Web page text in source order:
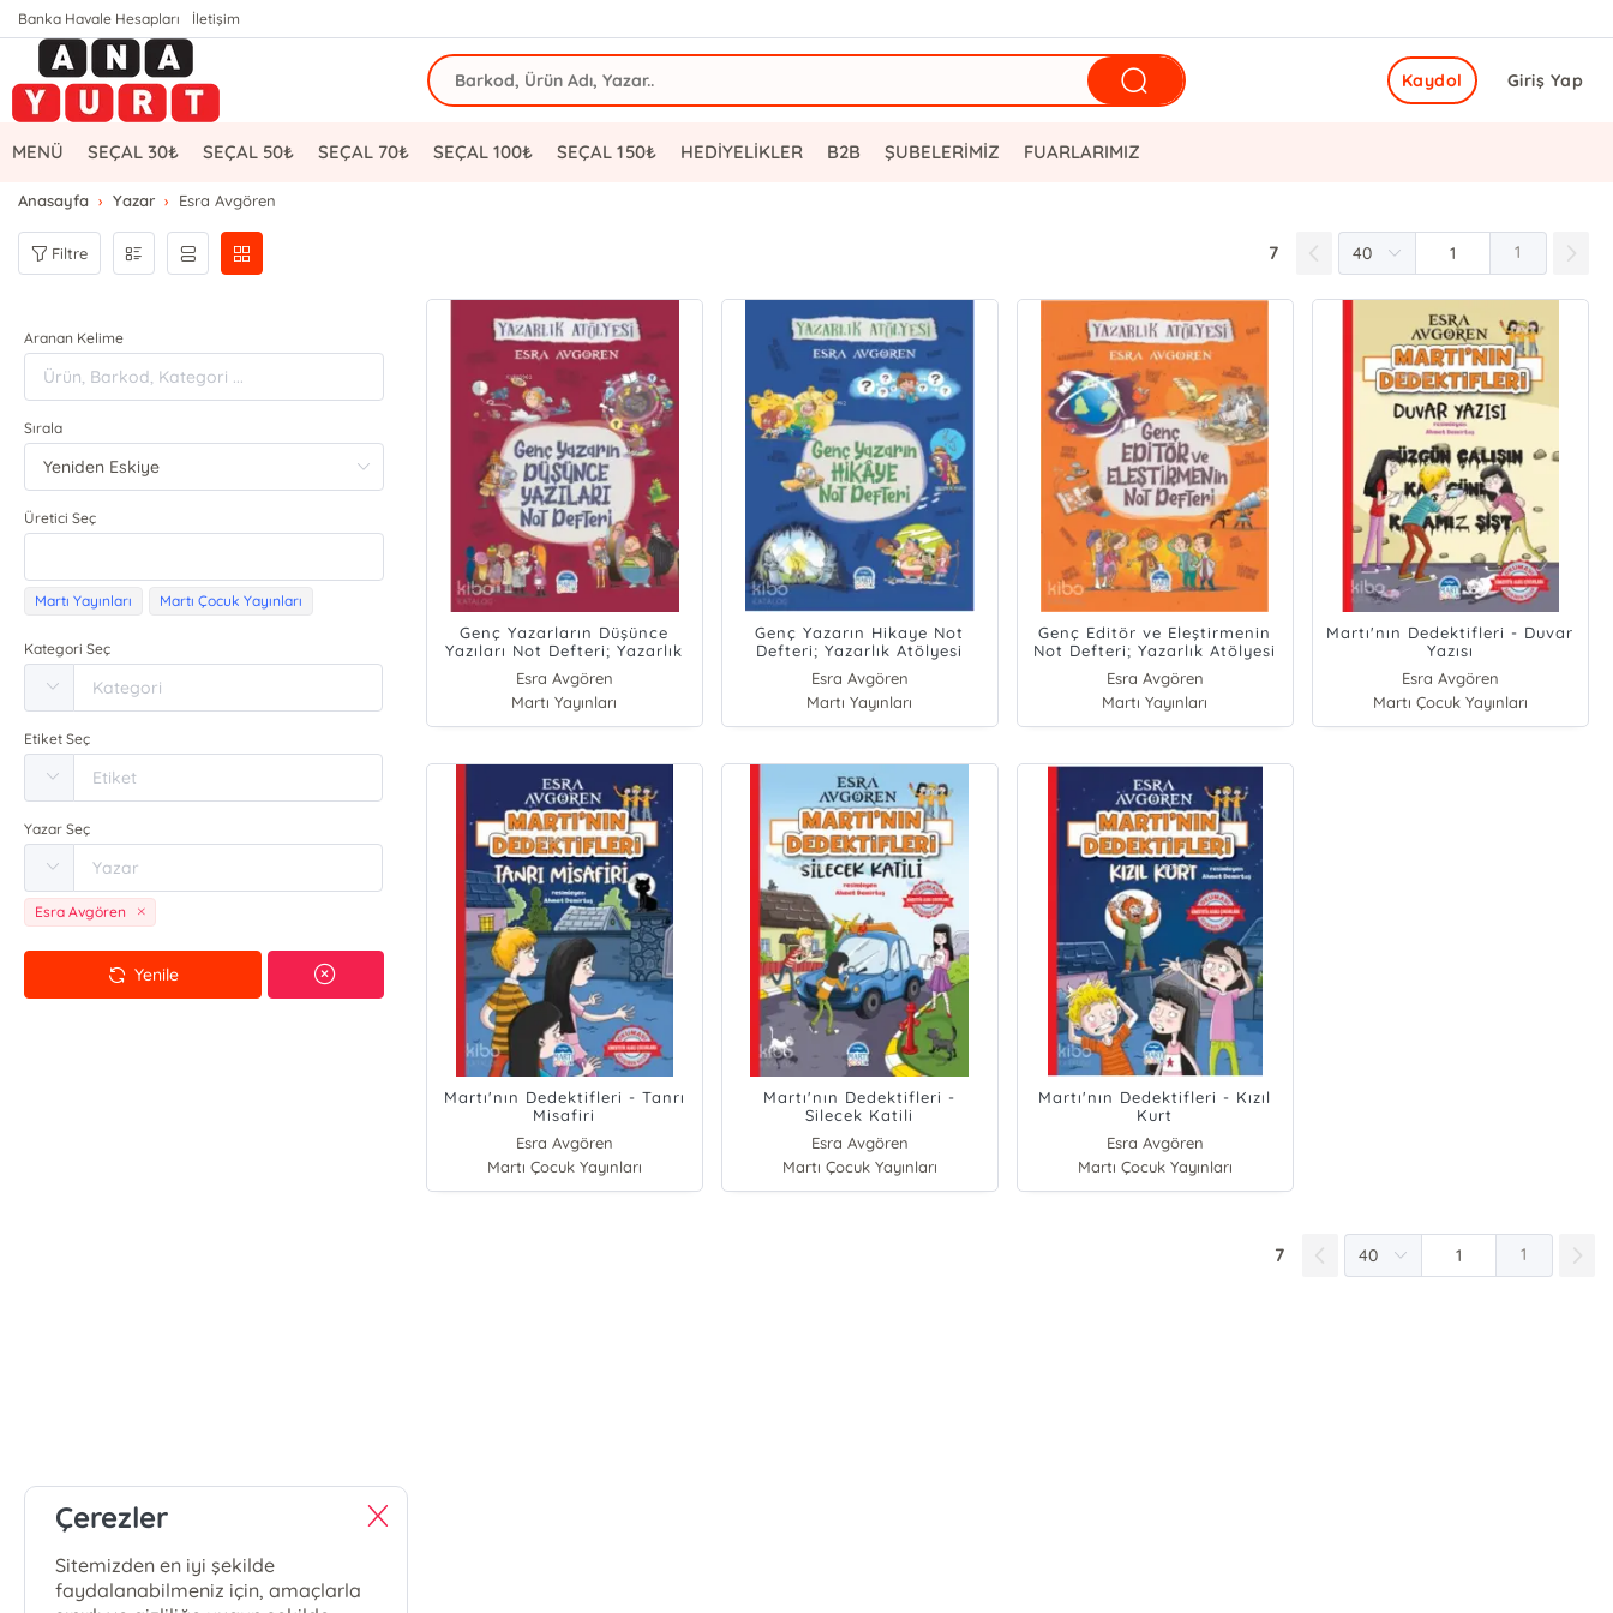
Banka Havale Hesapları İletişim
Giriş Yap
Kaydol
MENÜ SEÇAL 30₺ SEÇAL 50₺ SEÇAL 70₺ SEÇAL 100₺ SEÇAL 150₺ HEDİYELİKLER B2B ŞUBELERİMİZ FUARLARIMIZ
Anasayfa Yazar Esra Avgören
Filtre 7 1
Aranan Kelime
Sırala
Üretici Seç
Martı Yayınları Martı Çocuk Yayınları
Kategori Seç
Etiket Seç
Yazar Seç
Esra Avgören
Yenile
Genç Yazarların Düşünce
Yazıları Not Defteri; Yazarlık
Esra Avgören
Martı Yayınları
Genç Yazarın Hikaye Not
Defteri; Yazarlık Atölyesi
Esra Avgören
Martı Yayınları
Genç Editör ve Eleştirmenin
Not Defteri; Yazarlık Atölyesi
Esra Avgören
Martı Yayınları
Martı'nın Dedektifleri - Duvar
Yazısı
Esra Avgören
Martı Çocuk Yayınları
Martı'nın Dedektifleri - Tanrı
Misafiri
Esra Avgören
Martı Çocuk Yayınları
Martı'nın Dedektifleri -
Silecek Katili
Esra Avgören
Martı Çocuk Yayınları
Martı'nın Dedektifleri - Kızıl
Kurt
Esra Avgören
Martı Çocuk Yayınları
7 1
Çerezler
Sitemizden en iyi şekilde
faydalanabilmeniz için, amaçlarla